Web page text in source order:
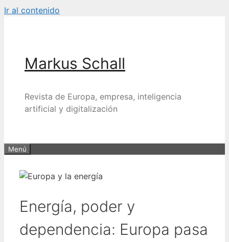
Ir al contenido
Markus Schall
Revista de Europa, empresa, inteligencia
artificial y digitalización
Menú
Energía, poder y
dependencia: Europa pasa